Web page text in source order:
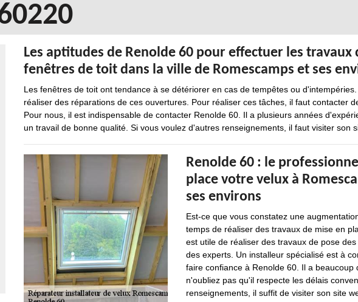
Les aptitudes de Renolde 60 pour effectuer les travaux
fenêtres de toit dans la ville de Romescamps et ses
Les fenêtres de toit ont tendance à se détériorer en cas de tempêtes ou
réaliser des réparations de ces ouvertures. Pour réaliser ces tâches, il faut contacter
Pour nous, il est indispensable de contacter Renolde 60. Il a plusieurs années
un travail de bonne qualité. Si vous voulez d'autres renseignements, il faut visiter son
Renolde 60 : le
place votre velux à
ses environs
Est-ce que vous constatez une
temps de réaliser des travaux de mise en
est utile de réaliser des travaux de pose
des experts. Un installeur spécialisé est à
faire confiance à Renolde 60. Il a
n'oubliez pas qu'il respecte les délais
renseignements, il suffit de visiter son site